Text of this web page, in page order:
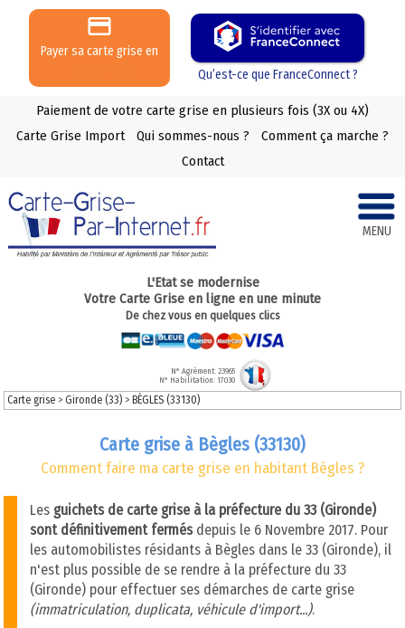
Payer sa carte grise en
Qu’est-ce que FranceConnect ?
Paiement de votre carte grise en plusieurs fois (3X ou 4X)
Carte Grise Import
Qui sommes-nous ?
Comment ça marche ?
Contact
MENU
L'Etat se modernise
Votre Carte Grise en ligne en une minute
De chez vous en quelques clics
N° Agrément: 23965
N° Habilitation: 17030
Carte grise >Gironde (33)> BÈGLES (33130)
Carte grise à Bègles (33130)
Comment faire ma carte grise en habitant Bègles ?
Les guichets de carte grise à la préfecture du 33 (Gironde)
sont définitivement fermésdepuis le 6 Novembre 2017. Pour
les automobilistes résidants à Bègles dans le 33 (Gironde), il
n'est plus possible de se rendre à la préfecture du 33
(Gironde) pour effectuer ses démarches de carte grise
(immatriculation, duplicata, véhicule d'import...).